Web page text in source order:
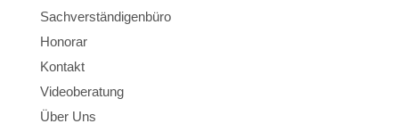
Sachverständigenbüro
Honorar
Kontakt
Videoberatung
Über Uns